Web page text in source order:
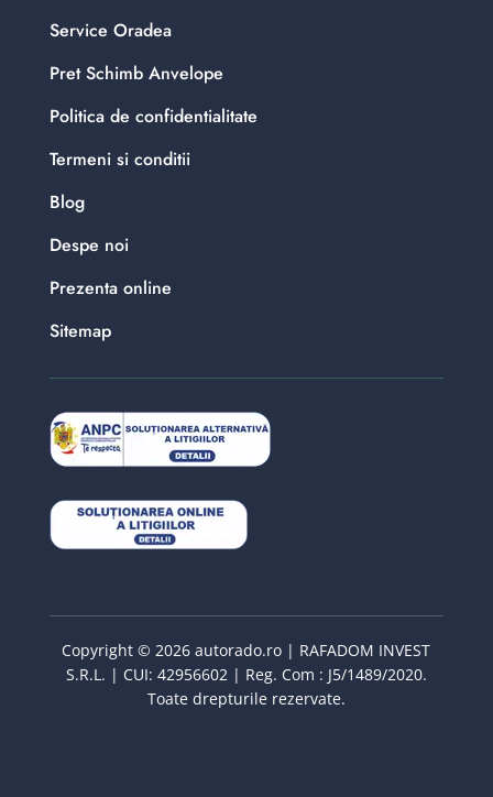
Service Oradea
Pret Schimb Anvelope
Politica de confidentialitate
Termeni si conditii
Blog
Despe noi
Prezenta online
Sitemap
Copyright © 2026 autorado.ro | RAFADOM INVEST
S.R.L. | CUI: 42956602 | Reg. Com : J5/1489/2020.
Toate drepturile rezervate.